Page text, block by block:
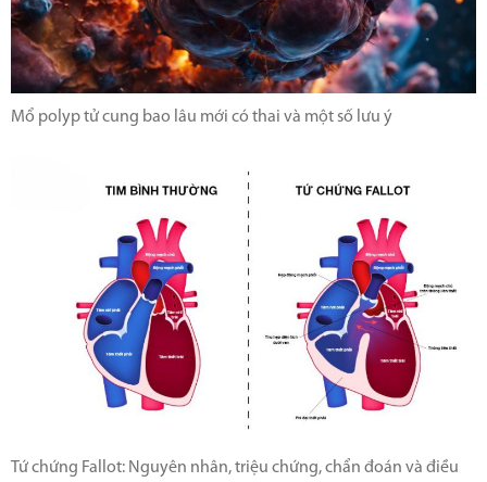
Mổ polyp tử cung bao lâu mới có thai và một số lưu ý
Tứ chứng Fallot: Nguyên nhân, triệu chứng, chẩn đoán và điều